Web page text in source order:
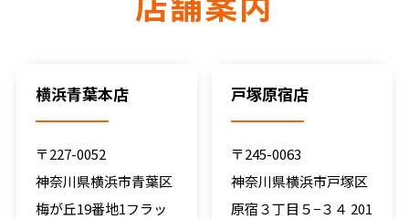
横浜青葉本店
〒227-0052
神奈川県横浜市青葉区
梅が丘19番地1フラッ
戸塚原宿店
〒245-0063
神奈川県横浜市戸塚区
原宿３丁目５−３４ 201